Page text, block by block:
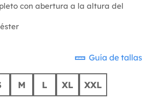
con abertura a la altura del
Guía de tallas
M L XL XXL